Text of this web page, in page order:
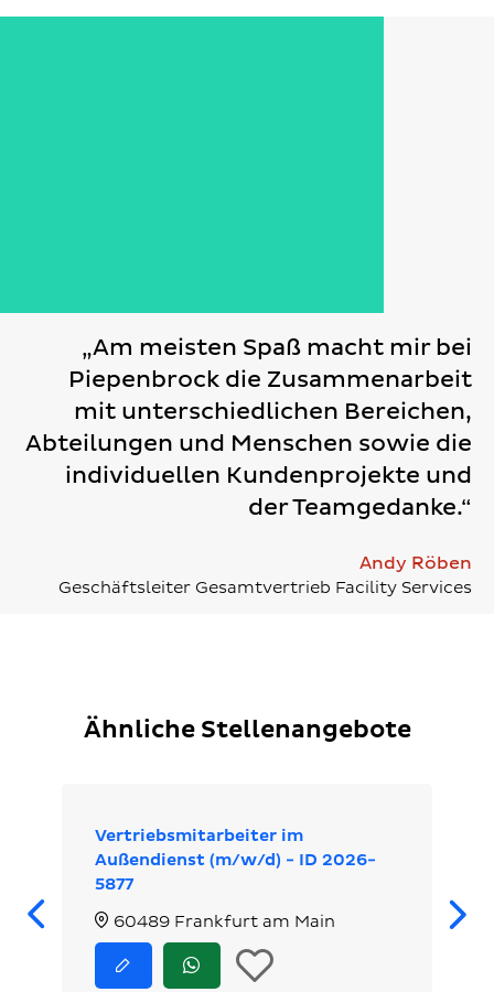
„Am meisten Spaß macht mir bei
Piepenbrock die Zusammenarbeit
mit unterschiedlichen Bereichen,
Abteilungen und Menschen sowie die
individuellen Kundenprojekte und
der Teamgedanke.“
Andy Röben
Geschäftsleiter Gesamtvertrieb Facility Services
Ähnliche Stellenangebote
Zurück
Vertriebsmitarbeiter im
Außendienst (m/w/d) - ID 2026-
5877
60489 Frankfurt am Main
bewerben
Jetzt
via
In